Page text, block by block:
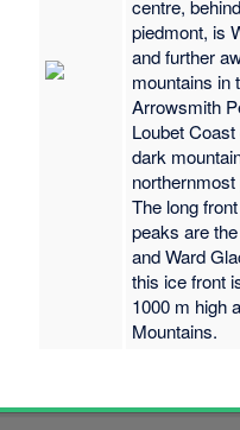
centre,
piedmont, is
and further
mountains in
Arrowsmith
Loubet
dark
The long
peaks are
and Ward
this ice front
1000 m high
Mountains.